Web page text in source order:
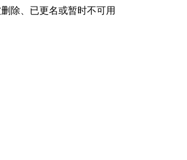
、已更名或暂时不可用